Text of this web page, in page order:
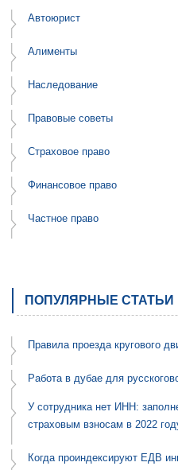
Автоюрист
Алименты
Наследование
Правовые советы
Страховое право
Финансовое право
Частное право
ПОПУЛЯРНЫЕ СТАТЬИ
Правила проезда кругового
Работа в дубае для
У сотрудника нет ИНН:
страховым взносам в 2022
Когда проиндексируют ЕДВ